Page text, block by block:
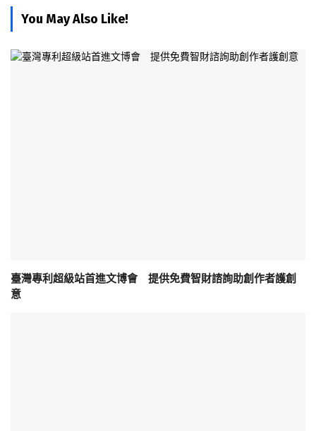
You May Also Like!
臺灣專利超級站首進文博會 提供免費智財諮詢助創作者護創
意